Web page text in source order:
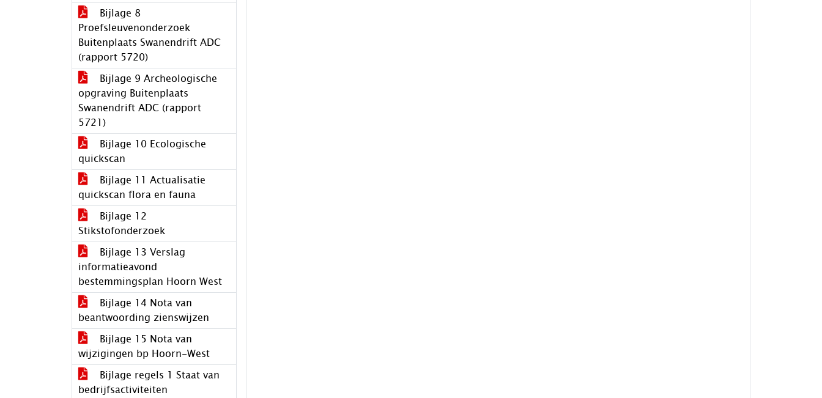
Bijlage 8
Proefsleuvenonderzoek
Buitenplaats Swanendrift ADC
(rapport 5720)
Bijlage 9 Archeologische
opgraving Buitenplaats
Swanendrift ADC (rapport
5721)
Bijlage 10 Ecologische
quickscan
Bijlage 11 Actualisatie
quickscan flora en fauna
Bijlage 12
Stikstofonderzoek
Bijlage 13 Verslag
informatieavond
bestemmingsplan Hoorn West
Bijlage 14 Nota van
beantwoording zienswijzen
Bijlage 15 Nota van
wijzigingen bp Hoorn-West
Bijlage regels 1 Staat van
bedrijfsactiviteiten